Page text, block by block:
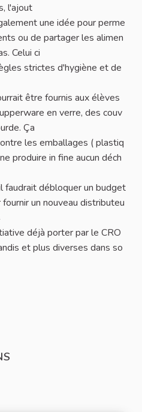
l'ajout
une idée pour perme
ou de partager les alimen
Celui ci
strictes d'hygiène et de
être fournis aux élèves
en verre, des couv
Ça
les emballages ( plastiq
produire in fine aucun déch
faudrait débloquer un budget
un nouveau distributeu
déjà porter par le CRO
et plus diverses dans so